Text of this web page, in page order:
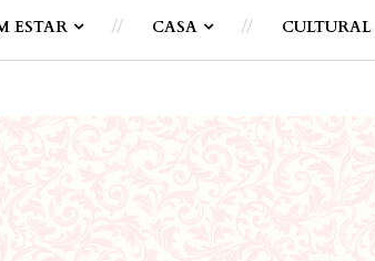
ESTAR CASA CULTURAL